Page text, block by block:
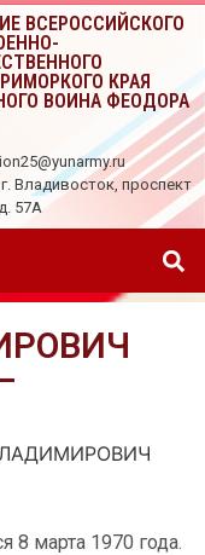
ВСЕРОССИЙСКОГО
КРАЯ
ВОИНА ФЕОДОРА
Владивосток, проспект
57А
8 марта 1970 года.